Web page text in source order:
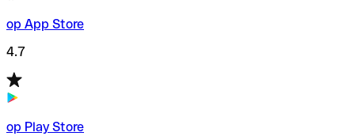
op App Store
4.7
op Play Store